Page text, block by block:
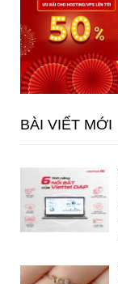
BÀI VIẾT MỚI